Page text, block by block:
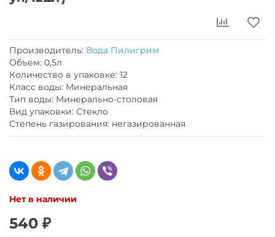
Производитель: Вода Пилигрим
Объем: 0,5л
Количество в упаковке: 12
Класс воды: Минеральная
Тип воды: Минерально-столовая
Вид упаковки: Стекло
Степень газирования: негазированная
Нет в наличии
540 ₽